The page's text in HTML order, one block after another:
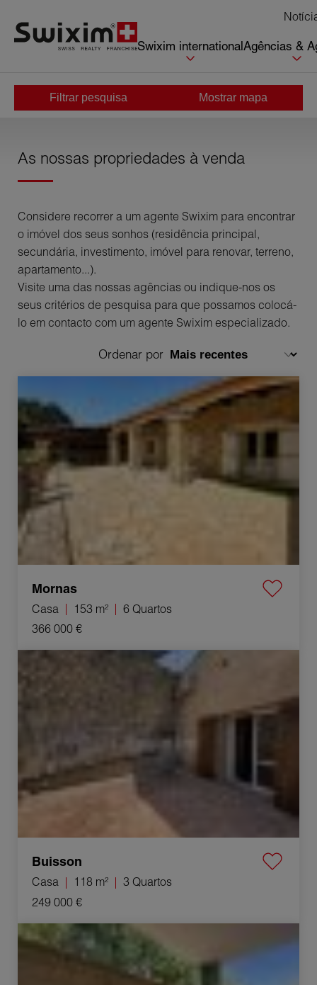
Swixim internationalAgências &
Filtrar pesquisa Mostrar mapa
Comprar
As nossas propriedades à venda
Considere recorrer a um agente Swixim para encontrar
o imóvel dos seus sonhos (residência principal,
secundária, investimento, imóvel para renovar, terreno,
apartamento...).
Visite uma das nossas agências ou indique-nos os
seus critérios de pesquisa para que possamos colocá-
lo em contacto com um agente Swixim especializado.
Ordenar por
Venda Casa Mornas 6 Quartos 153 m²
Mornas
Casa 153 m²
6 Quartos
366 000 €
Venda Casa Buisson 3 Quartos 118 m²
Buisson
Casa 118 m²
3 Quartos
249 000 €
Venda Apartamento Gex 2 Quartos 54 m²